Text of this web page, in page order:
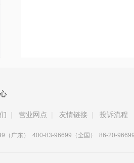
营业网点 友情链接 投诉流程
（广东） 400-83-96699（全国） 86-20-96699